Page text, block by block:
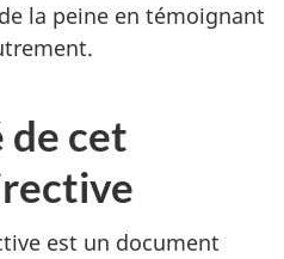
la peine en témoignant
cet
est un document